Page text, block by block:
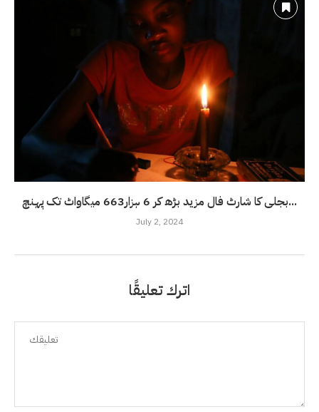
بجلی کا شارٹ فال مزید بڑھ کر 6 ہزار663 میگاواٹ تک پہنچ...
July 2, 2024
اترك تعليقًا